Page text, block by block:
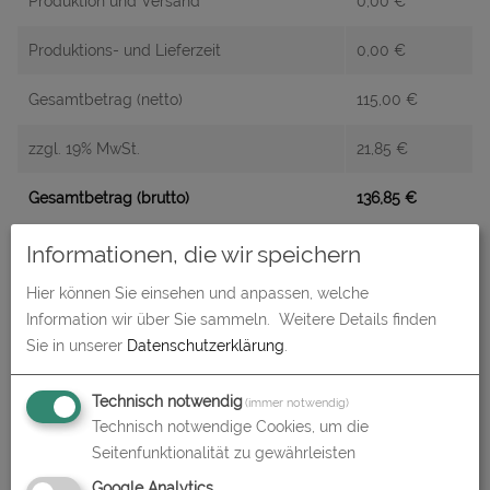
Produktions- und Lieferzeit 0,00 €
Gesamtbetrag (netto) 115,00 €
zzgl. 19% MwSt. 21,85 €
Gesamtbetrag (brutto) 136,85 €
Datenupload (min. 0 / max. 10)
Datei auswählen
Warenkorb
Informationen, die wir speichern
Hier können Sie einsehen und anpassen, welche
Information wir über Sie sammeln.
Weitere Details finden
Sie in unserer Datenschutzerklärung
Technisch notwendig(immer notwendig)
Technisch notwendige Cookies, um die
Seitenfunktionalität zu gewährleisten